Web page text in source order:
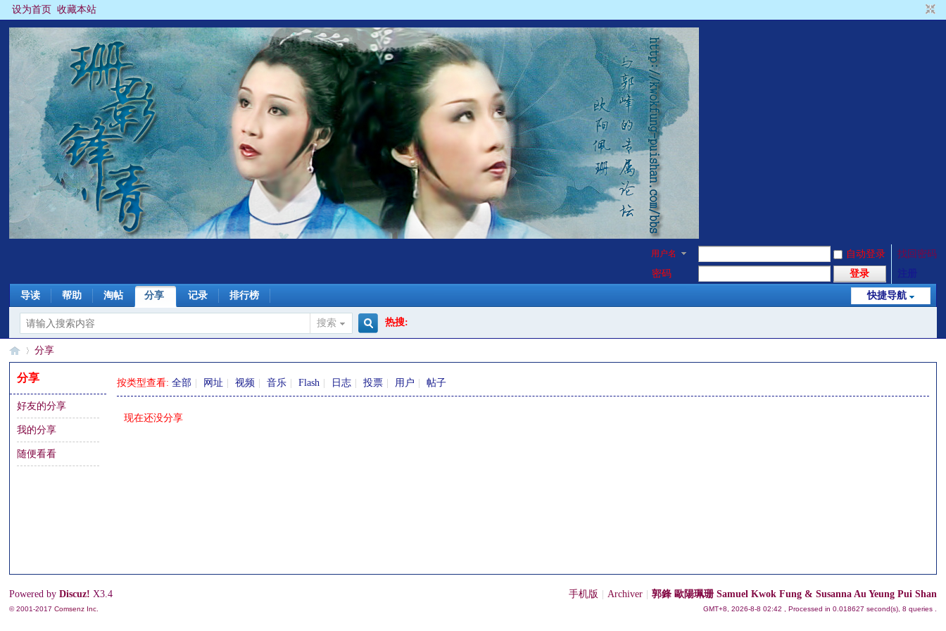
设为首页 收藏本站
用户名 自动登录
找回密码
密码
登录
快捷导航
导读 帮助 淘帖 分享 记录 排行榜
搜索 热搜:
›
分享
分享
好友的分享
我的分享
随便看看
按类型查看:全部 网址 视频 音乐 Flash 日志 投票 用户 帖子
现在还没分享
手机版 Archiver 郭鋒 歐陽珮珊 Samuel Kwok Fung & Susanna Au Yeung Pui Shan
GMT+8, 2026-8-8 02:42 , Processed in 0.018627 second(s), 8 queries .
Powered byDiscuz! X3.4
© 2001-2017Comsenz Inc.